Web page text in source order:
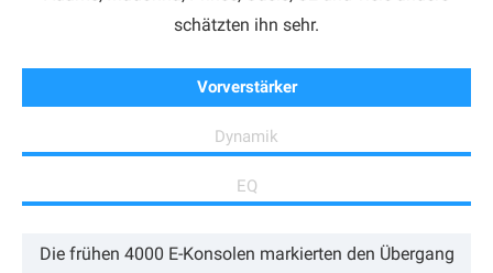
schätzten ihn sehr.
Vorverstärker
Dynamik
EQ
Die frühen 4000 E-Konsolen markierten den Übergang